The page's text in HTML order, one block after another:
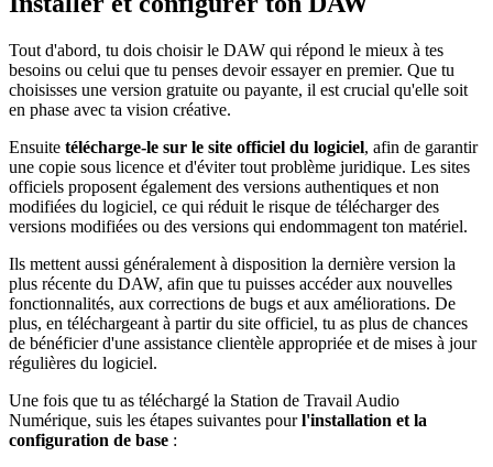
Tout d'abord, tu dois choisir le DAW qui répond le mieux à tes
besoins ou celui que tu penses devoir essayer en premier. Que tu
choisisses une version gratuite ou payante, il est crucial qu'elle soit
en phase avec ta vision créative.
Ensuite télécharge-le sur le site officiel du logiciel, afin de garantir
une copie sous licence et d'éviter tout problème juridique. Les sites
officiels proposent également des versions authentiques et non
modifiées du logiciel, ce qui réduit le risque de télécharger des
versions modifiées ou des versions qui endommagent ton matériel.
Ils mettent aussi généralement à disposition la dernière version la
plus récente du DAW, afin que tu puisses accéder aux nouvelles
fonctionnalités, aux corrections de bugs et aux améliorations. De
plus, en téléchargeant à partir du site officiel, tu as plus de chances
de bénéficier d'une assistance clientèle appropriée et de mises à jour
régulières du logiciel.
Une fois que tu as téléchargé la Station de Travail Audio
Numérique, suis les étapes suivantes pourl'installation et la
configuration de base :